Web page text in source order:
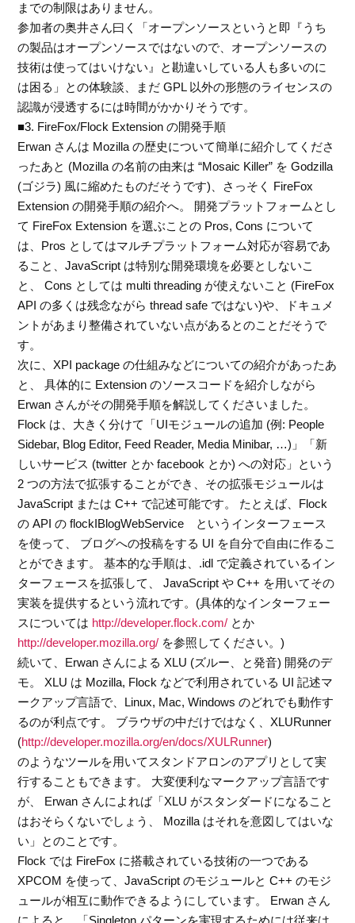
までの制限はありません。
参加者の奥井さん曰く「オープンソースというと即『うち
の製品はオープンソースではないので、オープンソースの
技術は使ってはいけない』と勘違いしている人も多いのに
は困る」との体験談、まだ GPL 以外の形態のライセンスの
認識が浸透するには時間がかかりそうです。
■3. FireFox/Flock Extension の開発手順
Erwan さんは Mozilla の歴史について簡単に紹介してくださ
ったあと (Mozilla の名前の由来は “Mosaic Killer” を Godzilla
(ゴジラ) 風に縮めたものだそうです)、さっそく FireFox
Extension の開発手順の紹介へ。 開発プラットフォームとし
て FireFox Extension を選ぶことの Pros, Cons について
は、Pros としてはマルチプラットフォーム対応が容易であ
ること、JavaScript は特別な開発環境を必要としないこ
と、 Cons としては multi threading が使えないこと (FireFox
API の多くは残念ながら thread safe ではない)や、ドキュメ
ントがあまり整備されていない点があるとのことだそうで
す。
次に、XPI package の仕組みなどについての紹介があったあ
と、 具体的に Extension のソースコードを紹介しながら
Erwan さんがその開発手順を解説してくださいました。
Flock は、大きく分けて「UIモジュールの追加 (例: People
Sidebar, Blog Editor, Feed Reader, Media Minibar, …)」「新
しいサービス (twitter とか facebook とか) への対応」という
2 つの方法で拡張することができ、その拡張モジュールは
JavaScript または C++ で記述可能です。 たとえば、Flock
の API の flockIBlogWebService というインターフェース
を使って、 ブログへの投稿をする UI を自分で自由に作るこ
とができます。 基本的な手順は、.idl で定義されているイン
ターフェースを拡張して、 JavaScript や C++ を用いてその
実装を提供するという流れです。(具体的なインターフェー
スについては http://developer.flock.com/ とか
http://developer.mozilla.org/ を参照してください。)
続いて、Erwan さんによる XLU (ズルー、と発音) 開発のデ
モ。 XLU は Mozilla, Flock などで利用されている UI 記述マ
ークアップ言語で、Linux, Mac, Windows のどれでも動作す
るのが利点です。 ブラウザの中だけではなく、XLURunner
(http://developer.mozilla.org/en/docs/XULRunner)
のようなツールを用いてスタンドアロンのアプリとして実
行することもできます。 大変便利なマークアップ言語です
が、 Erwan さんによれば「XLU がスタンダードになること
はおそらくないでしょう、 Mozilla はそれを意図してはいな
い」とのことです。
Flock では FireFox に搭載されている技術の一つである
XPCOM を使って、JavaScript のモジュールと C++ のモジ
ュールが相互に動作できるようにしています。 Erwan さん